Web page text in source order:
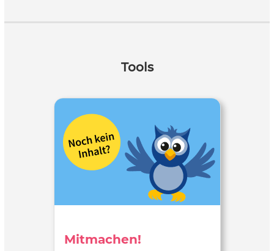
Tools
Mitmachen!